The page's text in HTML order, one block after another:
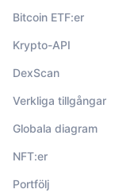
Bitcoin ETF:er
Krypto-API
DexScan
Verkliga tillgångar
Globala diagram
NFT:er
Portfölj